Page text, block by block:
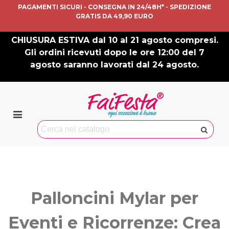
PAGAMENTI SICURI - CONSEGNA IN 24/48H* - SPEDIZIONE
GRATIS DA 49,90 EURO
CHIUSURA ESTIVA dal 10 al 21 agosto compresi.
Gli ordini ricevuti dopo le ore 12:00 del 7
agosto saranno lavorati dal 24 agosto.
Palloncini Mylar per
Eventi e Ricorrenze: Crea